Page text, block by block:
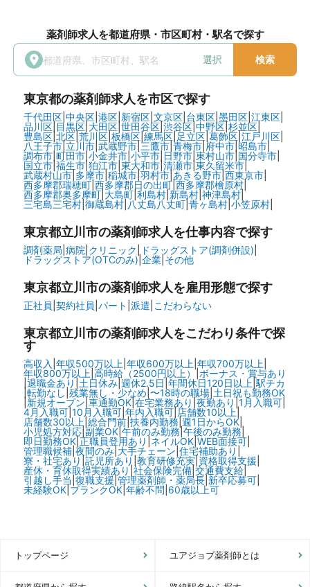
薬剤師求人を都道府県・市区町村・駅名で探す
選択 検索
東京都の薬剤師求人を市区で探す
千代田区| 中央区| 港区| 新宿区| 文京区| 台東区| 墨田区| 江東区|
品川区| 目黒区| 大田区|世田谷区| 渋谷区| 中野区| 杉並区|
豊島区|北区| 荒川区| 板橋区| 練馬区| 足立区| 葛飾区| 江戸川区|
八王子市| 立川市| 武蔵野市| 三鷹市| 青梅市| 府中市| 昭島市|
調布市| 町田市| 小金井市| 小平市| 日野市| 東村山市|国分寺市|
国立市|福生市|狛江市| 東大和市|清瀬市|東久留米市|
武蔵村山市| 多摩市| 稲城市| 羽村市| あきる野市| 西東京市|
西多摩郡瑞穂町| 西多摩郡日の出町| 西多摩郡檜原村|
西多摩郡奥多摩町| 大島町| 利島村| 新島村| 神津島村|
三宅島三宅村| 御蔵島村| 八丈島八丈町| 青ヶ島村| 小笠原村|
東京都立川市の薬剤師求人を仕事内容で探す
調剤薬局 病院 クリニック ドラッグストア(調剤併設)
ドラッグストア(OTCのみ)| 企業| その他
東京都立川市の薬剤師求人を雇用形態で探す
正社員 契約社員 パート 派遣 こだわらない
東京都立川市の薬剤師求人をこだわり条件で探
す
高収入 年収500万以上 年収600万以上 年収700万以上
年収800万以上 高時給（2500円以上）| ボーナス・賞与あり
退職金あり 土日休み| 週休2.5日 年間休日120日以上 駅チカ
|転勤なし 残業無し・少なめ 〜18時の職場| 土日祝も勤務OK
|新規オープン 車通勤OK|在宅業務あり 夜勤あり 1月入職可|
4月入職可| 10月入職可| 年内入職可| 店舗数10以上|
店舗数30以上 総合門前| 扶養内勤務 週1日からOK|
小児処方対応| 副業OK| 午前のみ勤務| 午後のみ勤務|
即日勤務OK| 正職員登用あり ネイルOK| WEB面接可|
管理職候補| 夜間のみ| 大手チェーン 住宅補助あり
寮・社宅あり 託児所あり 教育研修充実| 資格取得支援
産休・育休取得実績あり 社会保険完備| 交通費支給|
引越し手当 復職支援 |管理薬剤師・薬局長| 新卒応募可|
未経験OK| ブランクOK| 年齢不問 60歳以上可
トップページ ユアジョブ薬剤師とは